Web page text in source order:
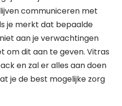
communiceren met
je merkt dat bepaalde
aan je verwachtingen
om dit aan te geven. Vitras
en zal er alles aan doen
je de best mogelijke zorg